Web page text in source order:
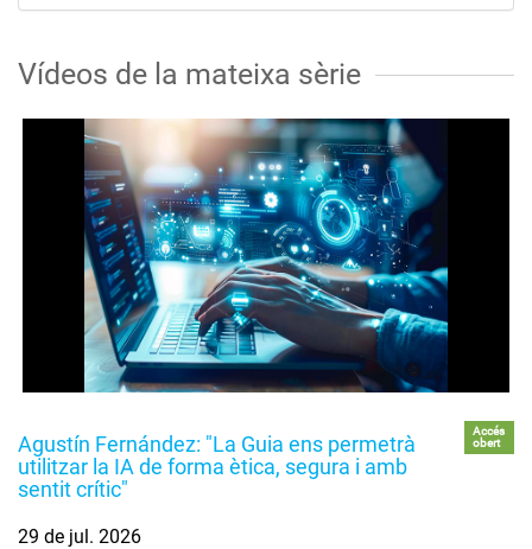
Vídeos de la mateixa sèrie
Agustín Fernández: "La Guia ens permetrà
utilitzar la IA de forma ètica, segura i amb
sentit crític"
Accés
obert
29 de jul. 2026